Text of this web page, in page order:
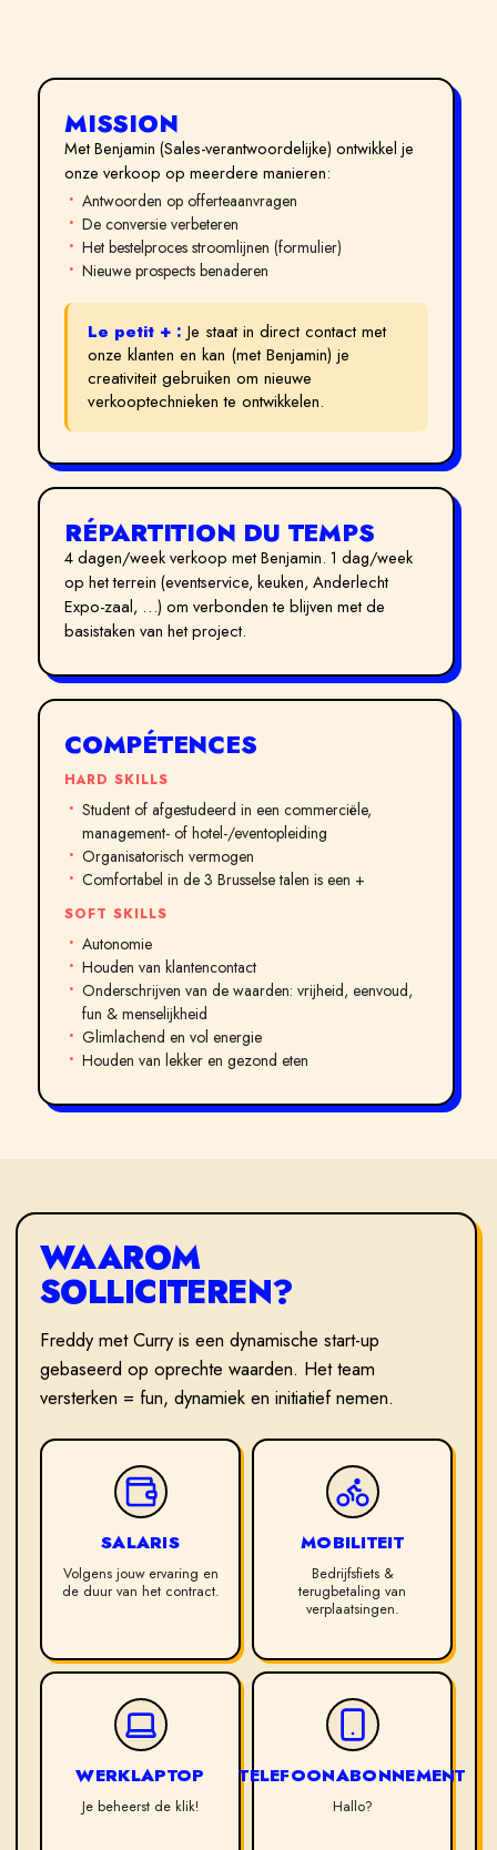
MISSION
Met Benjamin (Sales-verantwoordelijke) ontwikkel je
onze verkoop op meerdere manieren:
Antwoorden op offerteaanvragen
De conversie verbeteren
Het bestelproces stroomlijnen (formulier)
Nieuwe prospects benaderen
Le petit + : Je staat in direct contact met
onze klanten en kan (met Benjamin) je
creativiteit gebruiken om nieuwe
verkooptechnieken te ontwikkelen.
RÉPARTITION DU TEMPS
4 dagen/week verkoop met Benjamin. 1 dag/week
op het terrein (eventservice, keuken, Anderlecht
Expo-zaal, …) om verbonden te blijven met de
basistaken van het project.
COMPÉTENCES
HARD SKILLS
Student of afgestudeerd in een commerciële,
management- of hotel-/eventopleiding
Organisatorisch vermogen
Comfortabel in de 3 Brusselse talen is een +
SOFT SKILLS
Autonomie
Houden van klantencontact
Onderschrijven van de waarden: vrijheid, eenvoud,
fun & menselijkheid
Glimlachend en vol energie
Houden van lekker en gezond eten
WAAROM
SOLLICITEREN?
Freddy met Curry is een dynamische start-up
gebaseerd op oprechte waarden. Het team
versterken = fun, dynamiek en initiatief nemen.
SALARIS
Volgens jouw ervaring en
de duur van het contract.
MOBILITEIT
Bedrijfsfiets &
terugbetaling van
verplaatsingen.
WERKLAPTOP
Je beheerst de klik!
TELEFOONABONNEMENT
Hallo?